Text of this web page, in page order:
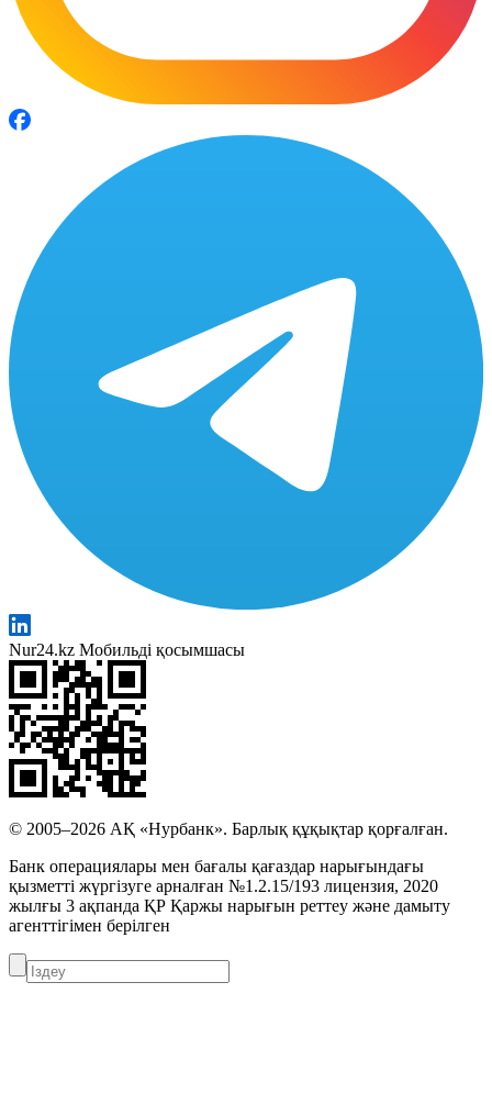
Nur24.kz Мобильді қосымшасы
© 2005–2026 АҚ «Нурбанк». Барлық құқықтар қорғалған.
Банк операциялары мен бағалы қағаздар нарығындағы
қызметті жүргізуге арналған №1.2.15/193 лицензия, 2020
жылғы 3 ақпанда ҚР Қаржы нарығын реттеу және дамыту
агенттігімен берілген